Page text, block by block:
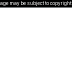
may be subject to copyright